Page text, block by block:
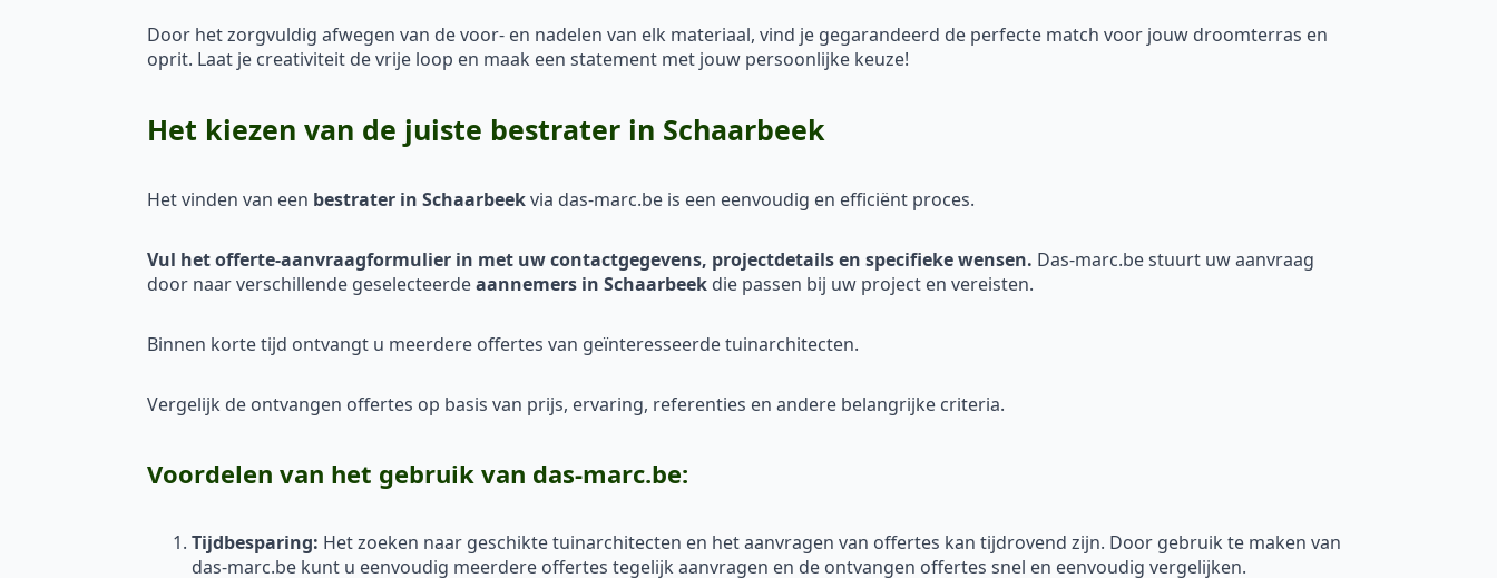
Door het zorgvuldig afwegen van de voor- en nadelen van elk materiaal, vind je gegarandeerd de perfecte match voor jouw droomterras en
oprit. Laat je creativiteit de vrije loop en maak een statement met jouw persoonlijke keuze!
Het kiezen van de juiste bestrater in Schaarbeek
Het vinden van een bestrater in Schaarbeekvia das-marc.be is een eenvoudig en efficiënt proces.
Vul het offerte-aanvraagformulier in met uw contactgegevens, projectdetails en specifieke wensen. Das-marc.be stuurt uw aanvraag
door naar verschillende geselecteerdeaannemers in Schaarbeek die passen bij uw project en vereisten.
Binnen korte tijd ontvangt u meerdere offertes van geïnteresseerde tuinarchitecten.
Vergelijk de ontvangen offertes op basis van prijs, ervaring, referenties en andere belangrijke criteria.
Voordelen van het gebruik van das-marc.be:
Tijdbesparing: Het zoeken naar geschikte tuinarchitecten en het aanvragen van offertes kan tijdrovend zijn. Door gebruik te maken van
das-marc.be kunt u eenvoudig meerdere offertes tegelijk aanvragen en de ontvangen offertes snel en eenvoudig vergelijken.